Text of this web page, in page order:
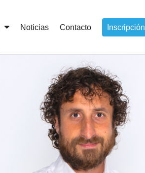
Noticias Contacto Inscripción